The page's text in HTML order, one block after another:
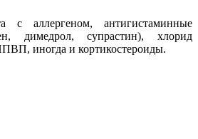
с аллергеном, антигистаминные
димедрол, супрастин), хлорид
иногда и кортикостероиды.